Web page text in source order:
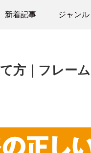
新着記事 ジャンル
方｜フレー